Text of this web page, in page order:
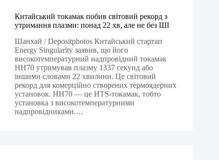
Китайський токамак побив світовий рекорд з
утримання плазми: понад 22 хв, але не без ШІ
Шанхай / Depositphotos Китайський стартап
Energy Singularity заявив, що його
високотемпературний надпровідний токамак
HH70 утримував плазму 1337 секунд або
іншими словами 22 хвилини. Це світовий
рекорд для комерційно створених термоядерних
установок. HH70 — це HTS-токамак, тобто
установка з високотемпературними
надпровідниками.…